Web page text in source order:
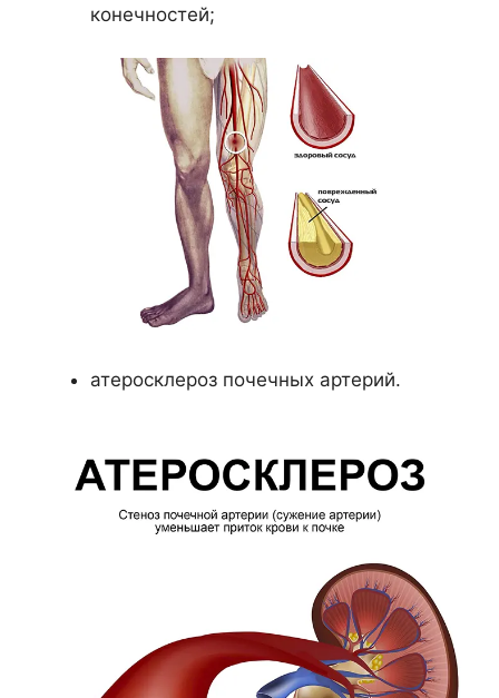
конечностей;
атеросклероз почечных артерий.